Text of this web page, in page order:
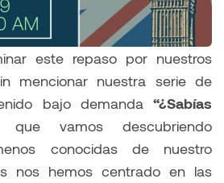
este repaso por nuestros
mencionar nuestra serie de
bajo demanda “¿Sabías
vamos descubriendo
conocidas de nuestro
nos hemos centrado en las